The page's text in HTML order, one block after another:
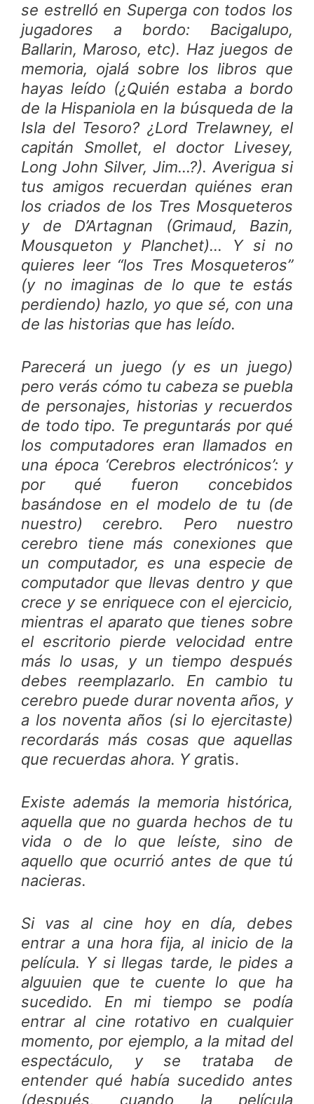
se estrelló en Superga con todos los
jugadores a bordo: Bacigalupo,
Ballarin, Maroso, etc). Haz juegos de
memoria, ojalá sobre los libros que
hayas leído (¿Quién estaba a bordo
de la Hispaniola en la búsqueda de la
Isla del Tesoro? ¿Lord Trelawney, el
capitán Smollet, el doctor Livesey,
Long John Silver, Jim…?). Averigua si
tus amigos recuerdan quiénes eran
los criados de los Tres Mosqueteros
y de D’Artagnan (Grimaud, Bazin,
Mousqueton y Planchet)… Y si no
quieres leer “los Tres Mosqueteros”
(y no imaginas de lo que te estás
perdiendo) hazlo, yo que sé, con una
de las historias que has leído.
Parecerá un juego (y es un juego)
pero verás cómo tu cabeza se puebla
de personajes, historias y recuerdos
de todo tipo. Te preguntarás por qué
los computadores eran llamados en
una época ‘Cerebros electrónicos’: y
por qué fueron concebidos
basándose en el modelo de tu (de
nuestro) cerebro. Pero nuestro
cerebro tiene más conexiones que
un computador, es una especie de
computador que llevas dentro y que
crece y se enriquece con el ejercicio,
mientras el aparato que tienes sobre
el escritorio pierde velocidad entre
más lo usas, y un tiempo después
debes reemplazarlo. En cambio tu
cerebro puede durar noventa años, y
a los noventa años (si lo ejercitaste)
recordarás más cosas que aquellas
que recuerdas ahora. Y gratis.
Existe además la memoria histórica,
aquella que no guarda hechos de tu
vida o de lo que leíste, sino de
aquello que ocurrió antes de que tú
nacieras.
Si vas al cine hoy en día, debes
entrar a una hora fija, al inicio de la
película. Y si llegas tarde, le pides a
alguuien que te cuente lo que ha
sucedido. En mi tiempo se podía
entrar al cine rotativo en cualquier
momento, por ejemplo, a la mitad del
espectáculo, y se trataba de
entender qué había sucedido antes
(después, cuando la película